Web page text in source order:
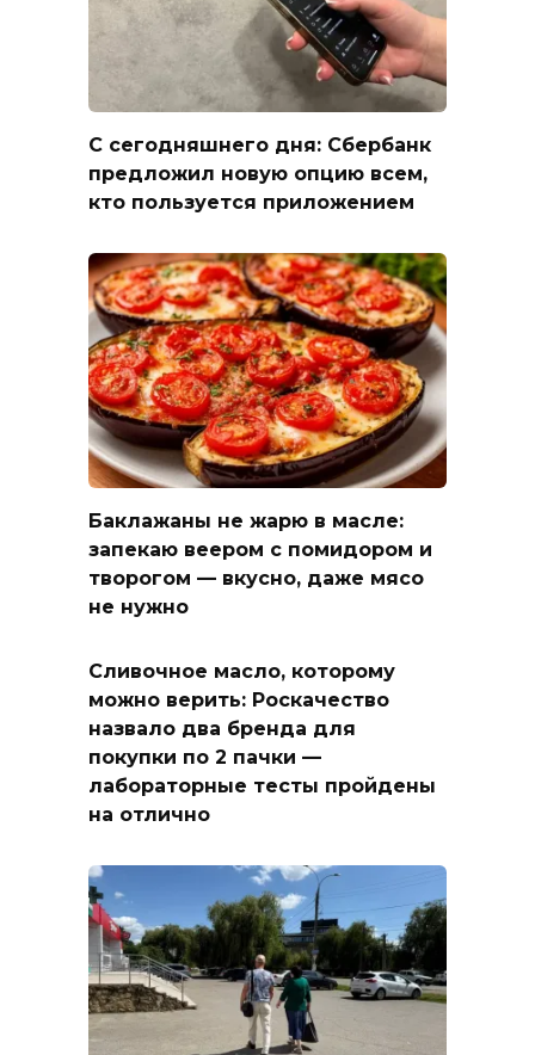
С сегодняшнего дня: Сбербанк
предложил новую опцию всем,
кто пользуется приложением
Баклажаны не жарю в масле:
запекаю веером с помидором и
творогом — вкусно, даже мясо
не нужно
Сливочное масло, которому
можно верить: Роскачество
назвало два бренда для
покупки по 2 пачки —
лабораторные тесты пройдены
на отлично